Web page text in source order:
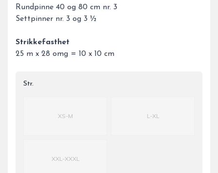
Rundpinne 40 og 80 cm nr. 3
Settpinner nr. 3 og 3 ½
Strikkefasthet
25 m x 28 omg = 10 x 10 cm
Str.
XS-M L-XL
XXL-XXXL